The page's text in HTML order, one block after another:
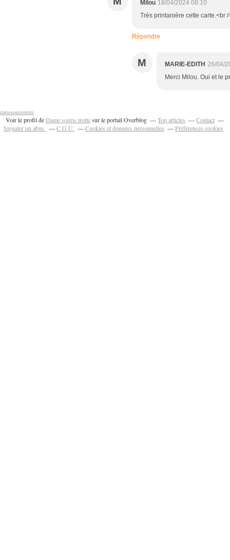
Milou 18/04/2024 08:10
Très printanière cette carte.<br
Répondre
M MARIE-EDITH 26/04/
Merci Milou. Oui et le
damesouristrotte
Voir le profil deDame souris trottesur le portail Overblog Top articles
Contact
Signaler un abus
C.G.U. Cookies et données personnelles Préférences cookies